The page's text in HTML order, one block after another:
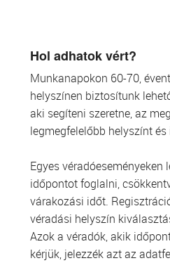
ŐSSEJT DONÁCIÓ
VÁRÓLISTÁK
Hol adhatok vért?
Munkanapokon 60-70,
helyszínen biztosítunk
aki segíteni szeretne, az
legmegfelelőbb helyszínt
Egyes véradóeseményeken
időpontot foglalni,
várakozási időt.
véradási helyszín
Azok a véradók, akik
kérjük, jelezzék azt az